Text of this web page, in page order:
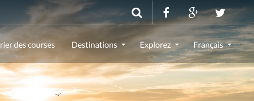
des courses Destinations Explorez Français